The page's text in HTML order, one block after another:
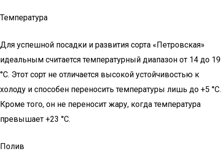
Температура
Для успешной посадки и развития сорта «Петровская»
идеальным считается температурный диапазон от 14 до 19
°C. Этот сорт не отличается высокой устойчивостью к
холоду и способен переносить температуры лишь до +5 °C.
Кроме того, он не переносит жару, когда температура
превышает +23 °C.
Полив